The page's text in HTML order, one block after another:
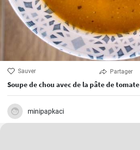
Sauver Partager
Soupe de chou avec de la pâte de tomate
minipapkaci